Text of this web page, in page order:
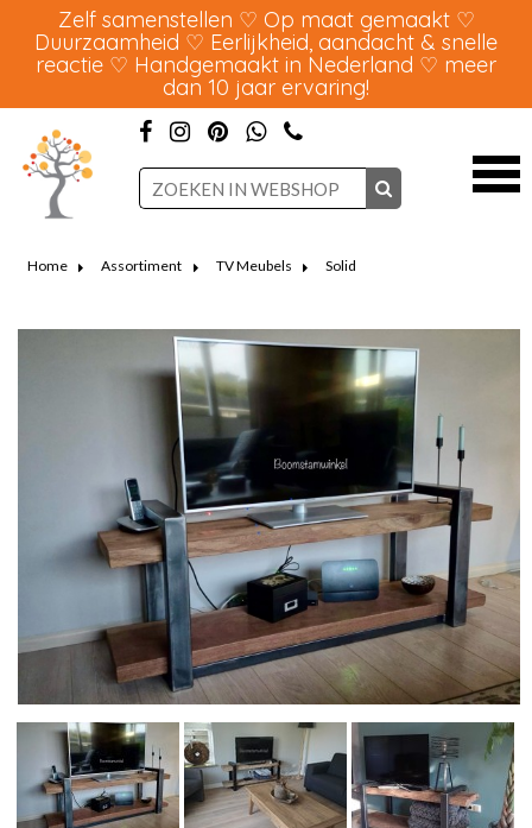
Zelf samenstellen ♡ Op maat gemaakt ♡
Duurzaamheid ♡ Eerlijkheid, aandacht & snelle
reactie ♡ Handgemaakt in Nederland ♡ meer
dan 10 jaar ervaring!
Home Assortiment TV Meubels Solid